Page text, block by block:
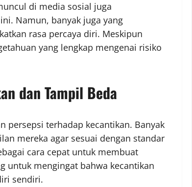
di media sosial juga
Namun, banyak juga yang
rasa percaya diri. Meskipun
yang lengkap mengenai risiko
dan Tampil Beda
persepsi terhadap kecantikan. Banyak
mereka agar sesuai dengan standar
cara cepat untuk membuat
untuk mengingat bahwa kecantikan
sendiri.